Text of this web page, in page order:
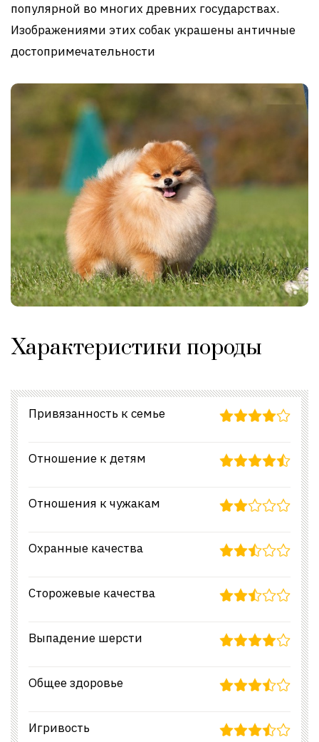
популярной во многих древних государствах.
Изображениями этих собак украшены античные
достопримечательности
Характеристики породы
Привязанность к семье
Отношение к детям
Отношения к чужакам
Охранные качества
Сторожевые качества
Выпадение шерсти
Общее здоровье
Игривость